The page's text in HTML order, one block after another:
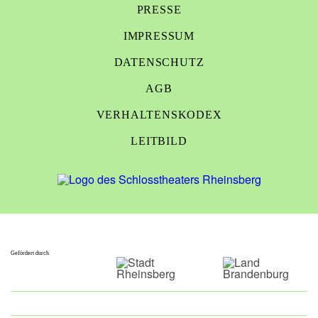
PRESSE
IMPRESSUM
DATENSCHUTZ
AGB
VERHALTENSKODEX
LEITBILD
Gefördert durch